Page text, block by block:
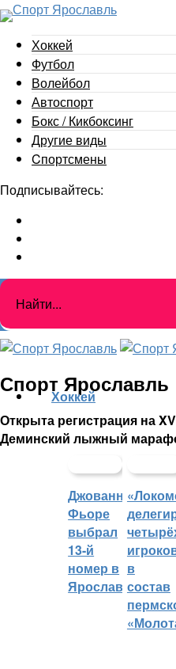
Хоккей
Футбол
Волейбол
Автоспорт
Бокс / Кикбоксинг
Другие виды
Cпортсмены
Подписывайтесь:
Спорт Ярославль
Открыта регистрация на
Деминский лыжный
Хоккей
Джованни
Фьоре
выбрал
13-й
номер в
Ярославле
в
состав